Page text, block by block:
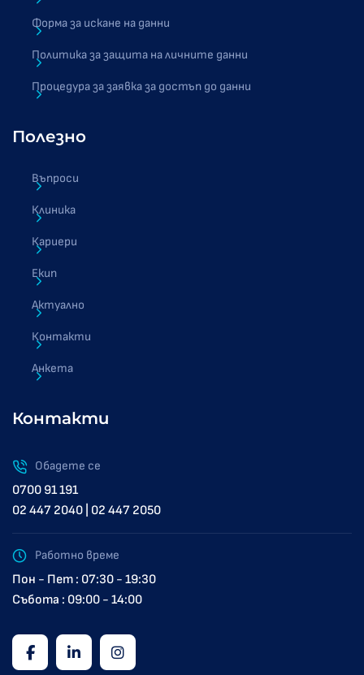
Форма за искане на данни
Политика за защита на личните данни
Процедура за заявка за достъп до данни
Полезно
Въпроси
Клиника
Кариери
Екип
Актуално
Контакти
Анкета
Контакти
Обадете се
0700 91 191
02 447 2040 | 02 447 2050
Работно време
Пон - Пет : 07:30 - 19:30
Събота : 09:00 - 14:00